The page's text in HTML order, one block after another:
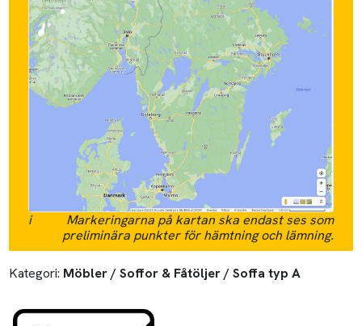
i
Markeringarna på kartan ska endast ses som
preliminära punkter för hämtning och lämning.
Kategori: Möbler / Soffor & Fåtöljer / Soffa typ A